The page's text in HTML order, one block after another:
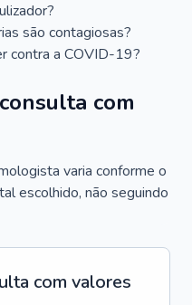
são contagiosas?
contra a COVID-19?
com
varia conforme o
escolhido, não seguindo
com valores